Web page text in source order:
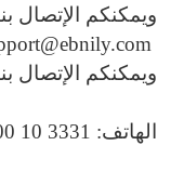
ويمكنكم الإتصال
ويمكنكم الإتصال
الهاتف: 3331 10 00 10 20+